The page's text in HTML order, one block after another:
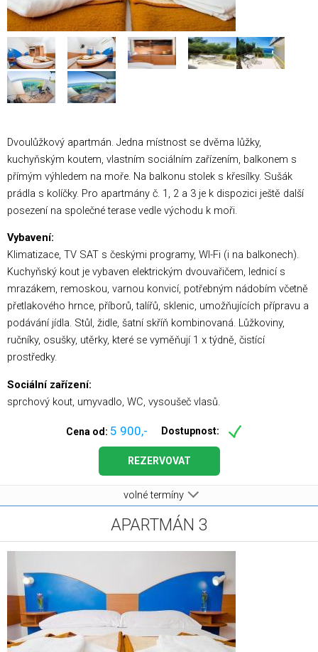
Dvoulůžkový apartmán. Jedna místnost se dvěma lůžky,
kuchyňským koutem, vlastním sociálním zařízením, balkonem s
přímým výhledem na moře. Na balkonu stolek s křesílky. Sušák
prádla s kolíčky. Pro apartmány č. 1, 2 a 3 je k dispozici ještě další
posezení na společné terase vedle východu k moři.
Vybavení:
Klimatizace, TV SAT s českými programy, WI-Fi (i na balkonech).
Kuchyňský kout je vybaven elektrickým dvouvařičem, lednicí s
mrazákem, remoskou, varnou konvicí, potřebným nádobím včetně
přetlakového hrnce, příborů, talířů, sklenic, umožňujících přípravu a
podávání jídla. Stůl, židle, šatní skříň kombinovaná. Lůžkoviny,
ručníky, osušky, utěrky, které se vyměňují 1 x týdně, čistící
prostředky.
Sociální zařízení:
sprchový kout, umyvadlo, WC, vysoušeč vlasů.
Cena od: 5 900,- Dostupnost:
REZERVOVAT
volné termíny
APARTMÁN 3